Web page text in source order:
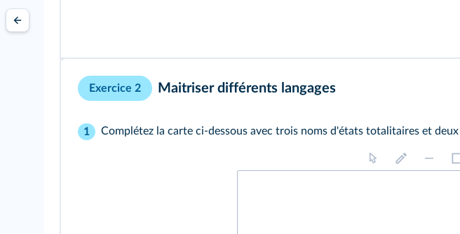
Exercice 2 Maitriser différents langages
1 Complétez la carte ci-dessous avec trois noms d'états totalitaires et